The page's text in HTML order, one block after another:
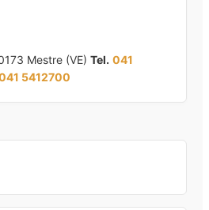
Mestre (VE) Tel. 041
5412700